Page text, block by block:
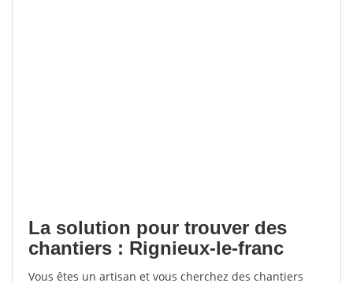
La solution pour trouver des
chantiers : Rignieux-le-franc
Vous êtes un artisan et vous cherchez des chantiers